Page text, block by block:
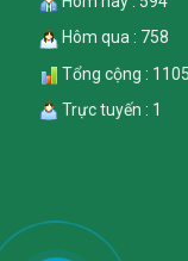
Hôm qua : 758
Tổng cộng :
Trực tuyến : 1